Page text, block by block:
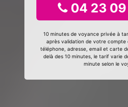
04 23
10 minutes de voyance privée à
après validation de votre compte
téléphone, adresse, email et carte
delà des 10 minutes, le tarif varie
minute selon le